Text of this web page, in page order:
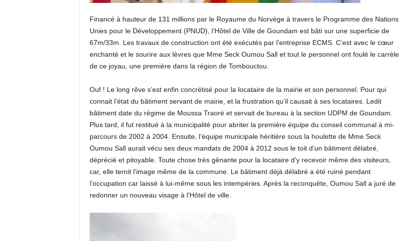
Financé à hauteur de 131 millions par le Royaume du Norvège à travers le Programme des Nations
Unies pour le Développement (PNUD), l’Hôtel de Ville de Goundam est bâti sur une superficie de
67m/33m. Les travaux de construction ont été exécutés par l’entreprise ECMS. C’est avec le cœur
enchanté et le sourire aux lèvres que Mme Seck Oumou Sall et tout le personnel ont foulé le carrèle
de ce joyau, une première dans la région de Tombouctou.
Ouf ! Le long rêve s’est enfin concrétisé pour la locataire de la mairie et son personnel. Pour qui
connait l’état du bâtiment servant de mairie, et la frustration qu’il causait à ses locataires. Ledit
bâtiment date du régime de Moussa Traoré et servait de bureau à la section UDPM de Goundam.
Plus tard, il fut restitué à la municipalité pour abriter la première équipe du conseil communal à mi-
parcours de 2002 à 2004. Ensuite, l’équipe municipale héritière sous la houlette de Mme Seck
Oumou Sall aurait vécu ses deux mandats de 2004 à 2012 sous le toit d’un bâtiment délabré,
déprécié et pitoyable. Toute chose très gênante pour la locataire d’y recevoir même des visiteurs,
car, elle ternit l’image même de la commune. Le bâtiment déjà délabré a été ruiné pendant
l’occupation car laissé à lui-même sous les intempéries. Après la reconquête, Oumou Sall a juré de
redonner un nouveau visage à l’Hôtel de ville.